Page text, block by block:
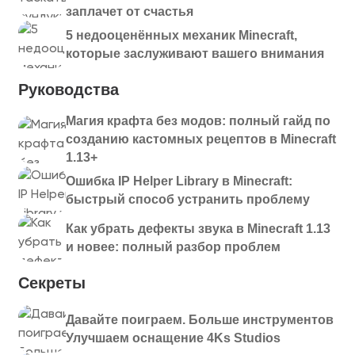
заплачет от счастья
5 недооценённых механик Minecraft,
которые заслуживают вашего внимания
Руководства
Магия крафта без модов: полный гайд по
созданию кастомных рецептов в Minecraft
1.13+
Ошибка IP Helper Library в Minecraft:
быстрый способ устранить проблему
Как убрать дефекты звука в Minecraft 1.13
и новее: полный разбор проблем
Секреты
Давайте поиграем. Больше инструментов
Улучшаем оснащение 4Ks Studios